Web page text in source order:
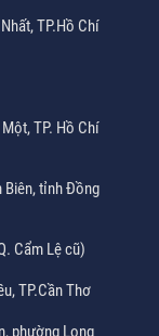
TP.Hồ Chí
TP. Hồ Chí
Biên, tỉnh Đồng
Cẩm Lệ cũ)
TP.Cần Thơ
phường Long